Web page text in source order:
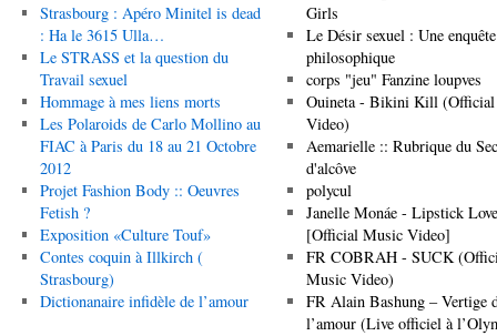
Strasbourg : Apéro Minitel is dead
: Ha le 3615 Ulla…
Le STRASS et la question du
Travail sexuel
Hommage à mes liens morts
Les Polaroids de Carlo Mollino au
FIAC à Paris du 18 au 21 Octobre
2012
Projet Fashion Body :: Oeuvres
Fetish ?
Exposition «Culture Touf»
Contes coquin à Illkirch (
Strasbourg)
Dictionanaire infidèle de l’amour
Girls
Le Désir sexuel : Une enquête
philosophique
corps "jeu" Fanzine loupves
Ouineta - Bikini Kill (Official
Video)
Aemarielle :: Rubrique du
d'alcôve
polycul
Janelle Monáe - Lipstick
[Official Music Video]
FR COBRAH - SUCK
Music Video)
FR Alain Bashung – Vertige
l’amour (Live officiel à